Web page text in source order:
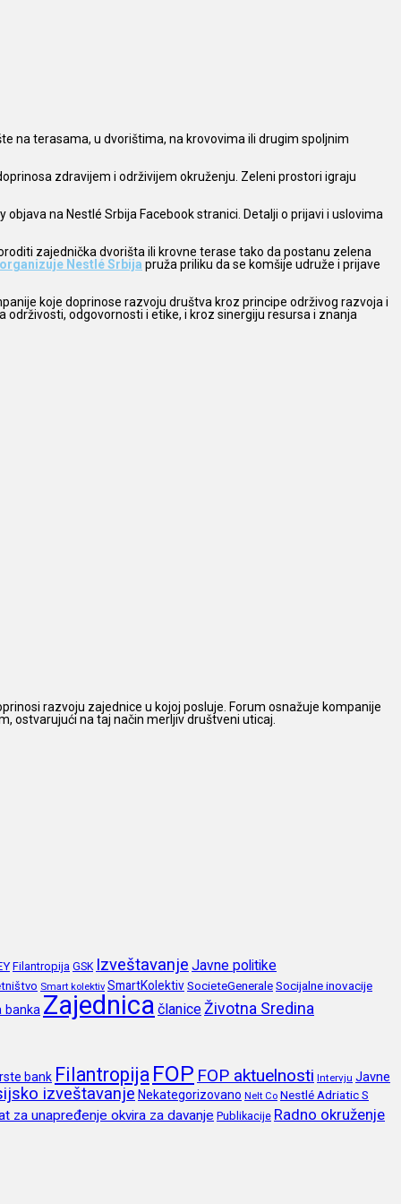
na terasama, u dvorištima, na krovovima ili drugim spoljnim
zdravijem i održivijem okruženju. Zeleni prostori igraju
objava na Nestlé Srbija Facebook stranici. Detalji o prijavi i uslovima
zajednička dvorišta ili krovne terase tako da postanu zelena
Nestlé Srbija pruža priliku da se komšije udruže i prijave
koje doprinose razvoju društva kroz principe održivog razvoja i
odgovornosti i etike, i kroz sinergiju resursa i znanja
razvoju zajednice u kojoj posluje. Forum osnažuje kompanije
ostvarujući na taj način merljiv društveni uticaj.
Filantropija GSK Izveštavanje Javne politike
Smart kolektiv SmartKolektivSocieteGeneraleSocijalne inovacije
banka Zajednica članiceŽivotna Sredina
bank Filantropija FOP FOP aktuelnosti Intervju Javne
izveštavanje Nekategorizovano Nelt Co Nestlé Adriatic S
za unapređenje okvira za davanje Publikacije Radno okruženje